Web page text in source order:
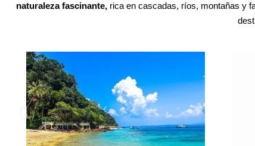
naturaleza fascinante, rica en cascadas, ríos, montañas y